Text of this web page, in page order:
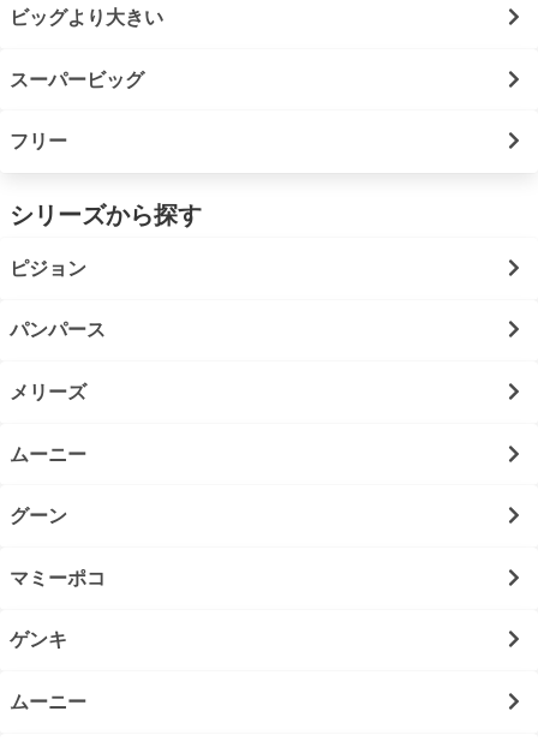
ビッグより大きい
スーパービッグ
フリー
シリーズから探す
ピジョン
パンパース
メリーズ
ムーニー
グーン
マミーポコ
ゲンキ
ムーニー